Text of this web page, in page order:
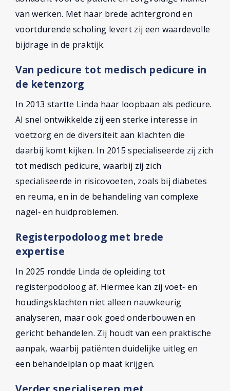
van werken. Met haar brede achtergrond en
voortdurende scholing levert zij een waardevolle
bijdrage in de praktijk.
Van pedicure tot medisch pedicure in
de ketenzorg
In 2013 startte Linda haar loopbaan als pedicure.
Al snel ontwikkelde zij een sterke interesse in
voetzorg en de diversiteit aan klachten die
daarbij komt kijken. In 2015 specialiseerde zij zich
tot medisch pedicure, waarbij zij zich
specialiseerde in risicovoeten, zoals bij diabetes
en reuma, en in de behandeling van complexe
nagel‑ en huidproblemen.
Registerpodoloog met brede
expertise
In 2025 rondde Linda de opleiding tot
registerpodoloog af. Hiermee kan zij voet‑ en
houdingsklachten niet alleen nauwkeurig
analyseren, maar ook goed onderbouwen en
gericht behandelen. Zij houdt van een praktische
aanpak, waarbij patiënten duidelijke uitleg en
een behandelplan op maat krijgen.